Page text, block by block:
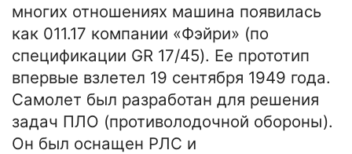
многих отношениях машина появилась
как 011.17 компании «Фэйри» (по
спецификации GR 17/45). Ее прототип
впервые взлетел 19 сентября 1949 года.
Самолет был разработан для решения
задач ПЛО (противолодочной обороны).
Он был оснащен РЛС и